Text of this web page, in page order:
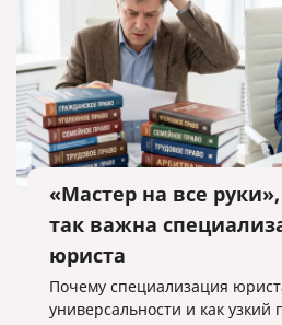
«Мастер на все
так важна
юриста
Почему специализация
универсальности и как узкий